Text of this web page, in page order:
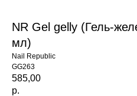
NR Gel gelly (Гель-
мл)
Nail Republic
GG263
585,00
р.